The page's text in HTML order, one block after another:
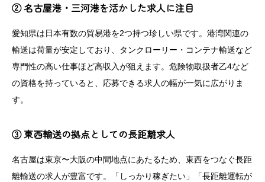
② 名古屋港・三河港を活かした求人に注目
愛知県は日本有数の貿易港を2つ持つ珍しい県です。港湾関連の
輸送は荷量が安定しており、タンクローリー・コンテナ輸送など
専門性の高い仕事ほど高収入が狙えます。危険物取扱者乙4など
の資格を持っていると、応募できる求人の幅が一気に広がりま
す。
③ 東西輸送の拠点としての長距離求人
名古屋は東京〜大阪の中間地点にあたるため、東西をつなぐ長距
離輸送の求人が豊富です。「しっかり稼ぎたい」「長距離運転が